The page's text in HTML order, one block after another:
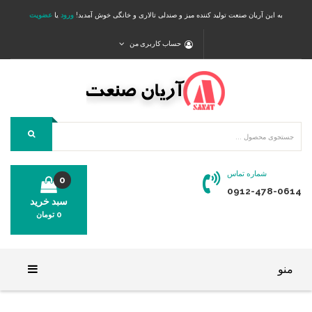
به این آریان صنعت تولید کننده میز و صندلی تالاری و خانگی خوش آمدید! ورود یا عضویت
حساب کاربری من
شماره تماس
0912-478-0614
سبد خرید
0
0 تومان
منو